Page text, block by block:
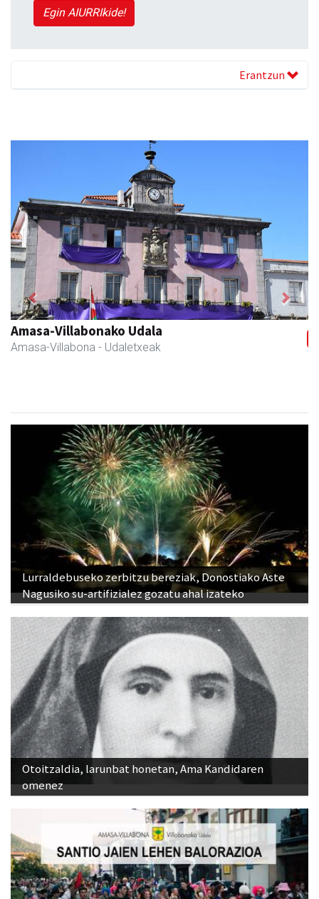
Egin AIURRIkide!
Erantzun
Amasa-Villabonako Udala
Amasa-Villabona - Udaletxeak
Previous Next
Lurraldebuseko zerbitzu bereziak, Donostiako Aste
Nagusiko su-artifizialez gozatu ahal izateko
Otoitzaldia, larunbat honetan, Ama Kandidaren
omenez